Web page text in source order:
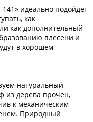
идеально подойдет
как
как дополнительный
плесени и
в хорошем
натуральный
из дерева прочен,
к механическим
Природный